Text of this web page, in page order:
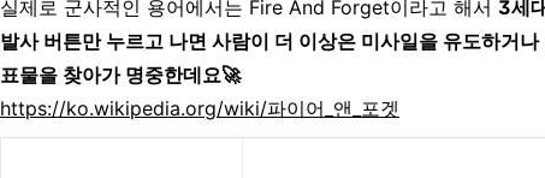
실제로 군사적인 용어에서는 Fire And Forget이라고 해서 3세
발사 버튼만 누르고 나면 사람이 더 이상은 미사일을 유도하거
표물을 찾아가 명중한데요🚀
https://ko.wikipedia.org/wiki/파이어_앤_포겟